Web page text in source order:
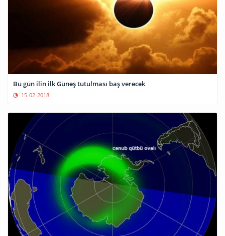
Bu gün ilin ilk Günəş tutulması baş verəcək
15-02-2018